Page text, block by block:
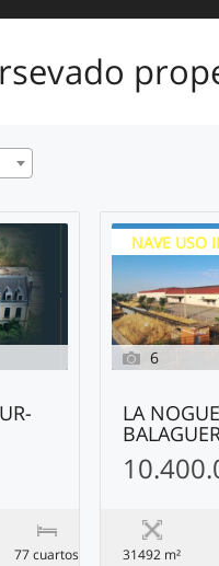
77 сuartos
NAVE USO
6
LA
31492 m²